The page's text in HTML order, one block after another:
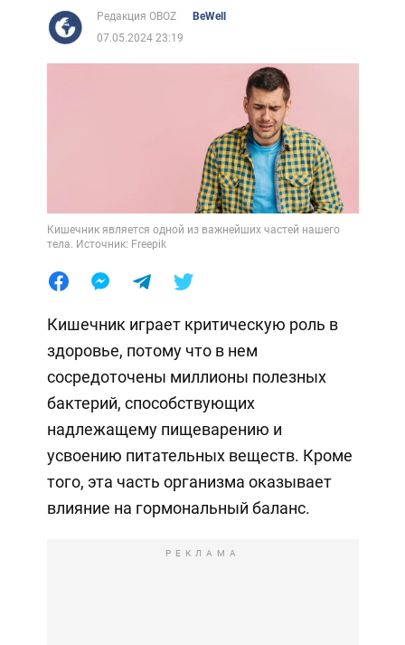
Редакция OBOZ
BeWell
07.05.2024 23:19
Кишечник является одной из важнейших частей нашего
тела. Источник: Freepik
Кишечник играет критическую роль в
здоровье, потому что в нем
сосредоточены миллионы полезных
бактерий, способствующих
надлежащему пищеварению и
усвоению питательных веществ. Кроме
того, эта часть организма оказывает
влияние на гормональный баланс.
РЕКЛАМА